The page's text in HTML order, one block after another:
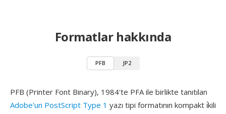
Formatlar hakkında
PFB JP2
PFB (Printer Font Binary), 1984'te PFA ile birlikte tanıtılan
Adobe'un PostScript Type 1 yazı tipi formatının kompakt i̇kili